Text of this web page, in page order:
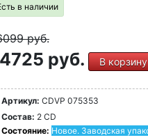
в наличии
руб.
руб. В корзину
Артикул: CDVP 075353
Состав: 2 CD
Состояние: Новое. Заводская